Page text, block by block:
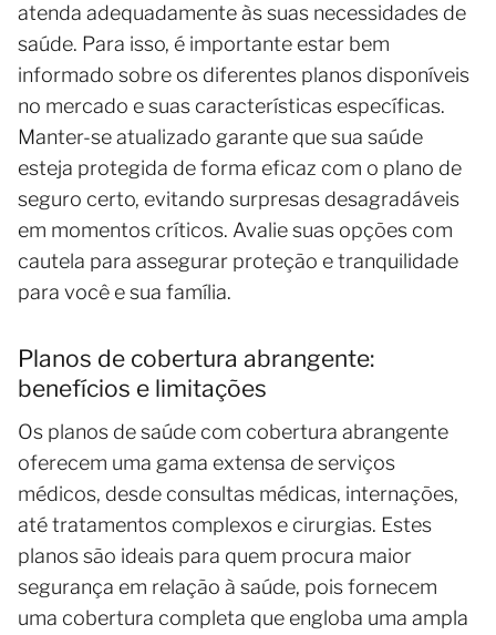
atenda adequadamente às suas necessidades de
saúde. Para isso, é importante estar bem
informado sobre os diferentes planos disponíveis
no mercado e suas características específicas.
Manter-se atualizado garante que sua saúde
esteja protegida de forma eficaz com o plano de
seguro certo, evitando surpresas desagradáveis
em momentos críticos. Avalie suas opções com
cautela para assegurar proteção e tranquilidade
para você e sua família.
Planos de cobertura abrangente:
benefícios e limitações
Os planos de saúde com cobertura abrangente
oferecem uma gama extensa de serviços
médicos, desde consultas médicas, internações,
até tratamentos complexos e cirurgias. Estes
planos são ideais para quem procura maior
segurança em relação à saúde, pois fornecem
uma cobertura completa que engloba uma ampla